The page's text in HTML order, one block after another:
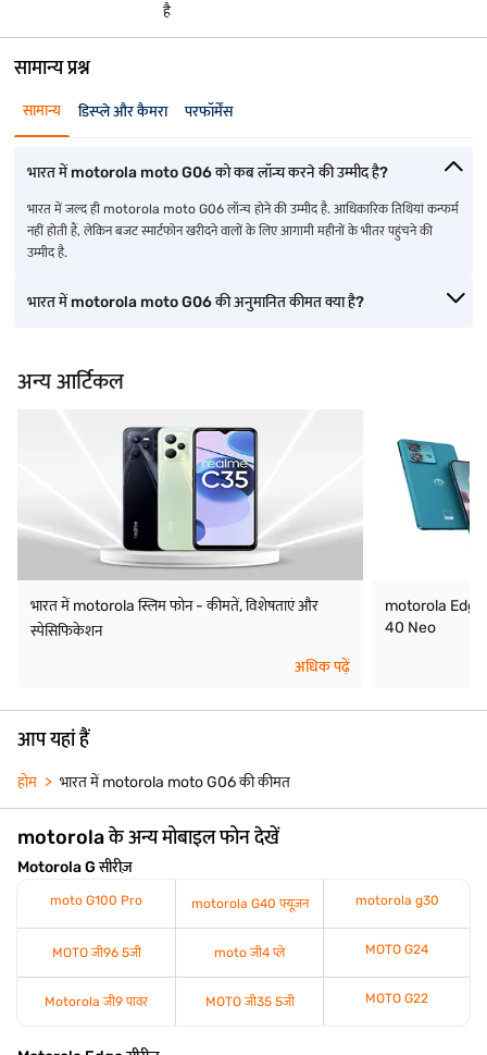
है
सामान्य प्रश्न
सामान्य डिस्प्ले और कैमरा परफॉर्मेंस
भारत में motorola moto G06 को कब लॉन्च करने की उम्मीद है?
भारत में जल्द ही motorola moto G06 लॉन्च होने की उम्मीद है. आधिकारिक तिथियां कन्फर्म
नहीं होती हैं, लेकिन बजट स्मार्टफोन खरीदने वालों के लिए आगामी महीनों के भीतर पहुंचने की
उम्मीद है.
भारत में motorola moto G06 की अनुमानित कीमत क्या है?
अन्य आर्टिकल
भारत में motorola स्लिम फोन - कीमतें, विशेषताएं और
स्पेसिफिकेशन
अधिक पढ़ें
motorola
40 Neo
आप यहां हैं
होम भारत में motorola moto G06 की कीमत
motorola के अन्य मोबाइल फोन देखें
Motorola G सीरीज़
moto G100 Pro motorola G40 फ्यूज़न motorola g30
MOTO जी96 5जी moto जी4 प्ले MOTO G24
Motorola जी9 पावर MOTO जी35 5जी MOTO G22